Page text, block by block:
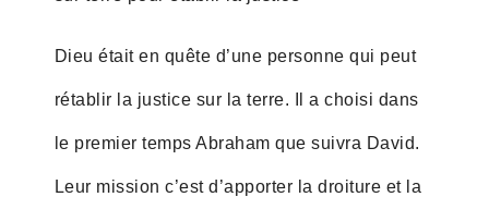
Dieu était en quête d’une personne qui peut
rétablir la justice sur la terre. Il a choisi dans
le premier temps Abraham que suivra David.
Leur mission c’est d’apporter la droiture et la